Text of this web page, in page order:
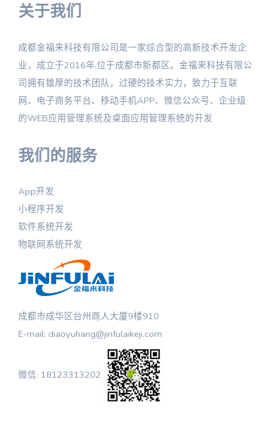
关于我们
成都金福来科技有限公司是一家综合型的高新技术开发企
业，成立于2016年,位于成都市新都区。金福来科技有限公
司拥有雄厚的技术团队，过硬的技术实力，致力于互联
网、电子商务平台、移动手机APP、微信公众号、企业级
的WEB应用管理系统及桌面应用管理系统的开发
我们的服务
App开发
小程序开发
软件系统开发
物联网系统开发
成都市成华区台州商人大厦9楼910
E-mail: diaoyuhang@jinfulaikeji.com
微信: 18123313202